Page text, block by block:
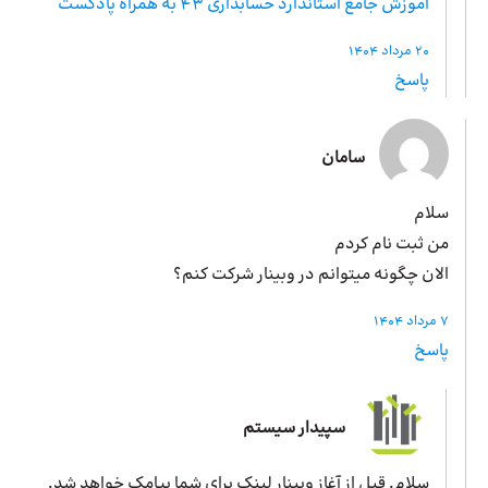
20 مرداد 1404
پاسخ
سامان
سلام
من ثبت نام کردم
الان چگونه میتوانم در وبینار شرکت کنم؟
7 مرداد 1404
پاسخ
سپیدار سیستم